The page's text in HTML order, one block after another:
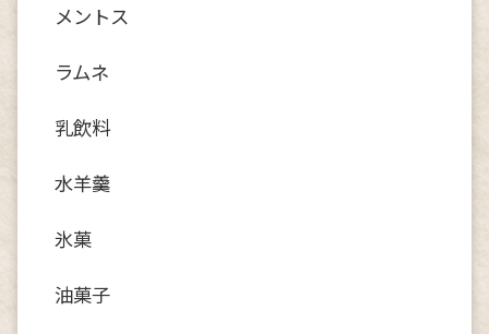
メントス
ラムネ
乳飲料
水羊羹
氷菓
油菓子